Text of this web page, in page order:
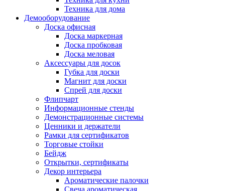
Техника для дома
Демооборудование
Доска офисная
Доска маркерная
Доска пробковая
Доска меловая
Аксессуары для досок
Губка для доски
Магнит для доски
Спрей для доски
Флипчарт
Информационные стенды
Демонстрационные системы
Ценники и держатели
Рамки для сертификатов
Торговые стойки
Бейдж
Открытки, сертификаты
Декор интерьера
Ароматические палочки
Свеча ароматическая